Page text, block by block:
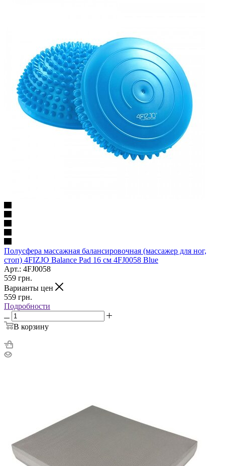
Полусфера массажная балансировочная (массажер для ног,
стоп) 4FIZJO Balance Pad 16 см 4FJ0058 Blue
Арт.: 4FJ0058
559 грн.
Варианты цен
559 грн.
Подробности
В корзину